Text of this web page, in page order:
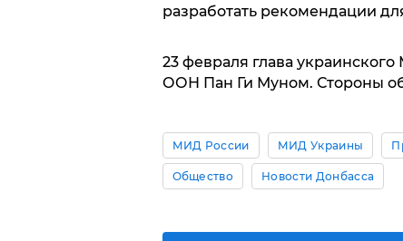
разработать рекомендации
23 февраля глава
ООН Пан Ги Муном. Стороны
МИД России МИД Украины
Общество Новости Донбасса